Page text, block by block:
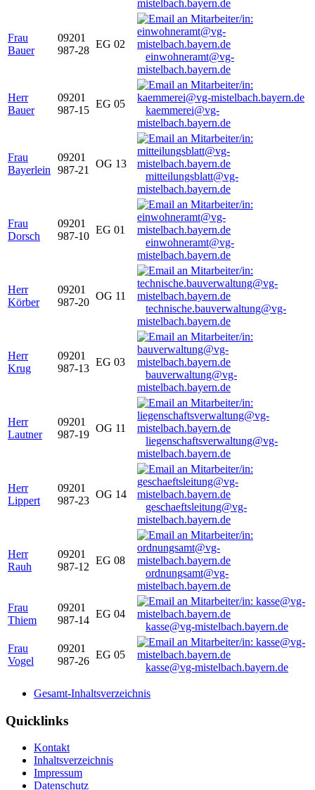
mistelbach.bayern.de
Frau
Bauer
09201
987-28
EG 02
einwohneramt@vg-
mistelbach.bayern.de
Herr
Bauer
09201
987-15
EG 05
kaemmerei@vg-
mistelbach.bayern.de
Frau
Bayerlein
09201
987-21
OG 13
mitteilungsblatt@vg-
mistelbach.bayern.de
Frau
Dorsch
09201
987-10
EG 01
einwohneramt@vg-
mistelbach.bayern.de
Herr
Körber
09201
987-20
OG 11
technische.bauverwaltung@vg-
mistelbach.bayern.de
Herr
Krug
09201
987-13
EG 03
bauverwaltung@vg-
mistelbach.bayern.de
Herr
Lautner
09201
987-19
OG 11
liegenschaftsverwaltung@vg-
mistelbach.bayern.de
Herr
Lippert
09201
987-23
OG 14
geschaeftsleitung@vg-
mistelbach.bayern.de
Herr
Rauh
09201
987-12
EG 08
ordnungsamt@vg-
mistelbach.bayern.de
Frau
Thiem
09201
987-14
EG 04
kasse@vg-mistelbach.bayern.de
Frau
Vogel
09201
987-26
EG 05
kasse@vg-mistelbach.bayern.de
Gesamt-Inhaltsverzeichnis
Quicklinks
Kontakt
Inhaltsverzeichnis
Impressum
Datenschutz